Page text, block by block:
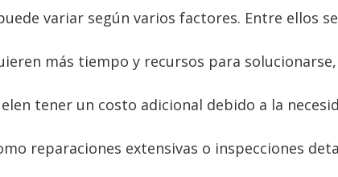
variar según varios factores. Entre ellos
más tiempo y recursos para
tener un costo adicional debido a la
reparaciones extensivas o inspecciones